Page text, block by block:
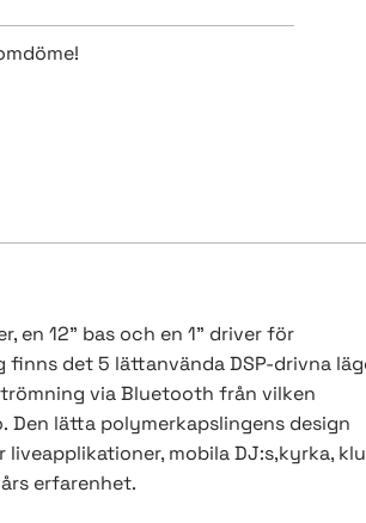
en 12" bas och en 1" driver för
finns det 5 lättanvända DSP-drivna
via Bluetooth från vilken
Den lätta polymerkapslingens design
mobila DJ:s,kyrka,
erfarenhet.